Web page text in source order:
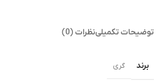
توضیحات تکمیلینظرات (0)
برند گری